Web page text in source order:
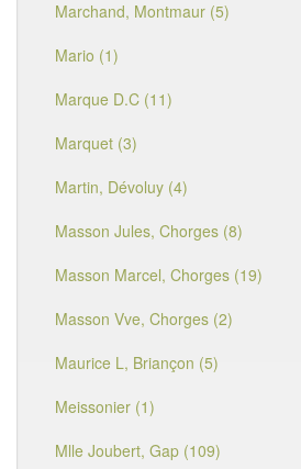
Marchand, Montmaur (5)
Mario (1)
Marque D.C (11)
Marquet (3)
Martin, Dévoluy (4)
Masson Jules, Chorges (8)
Masson Marcel, Chorges (19)
Masson Vve, Chorges (2)
Maurice L, Briançon (5)
Meissonier (1)
Mlle Joubert, Gap (109)